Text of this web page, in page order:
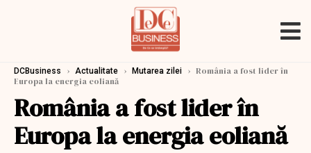
DCBusiness › Actualitate › Mutarea zilei › România a fost lider în
Europa la energia eoliană
România a fost lider în
Europa la energia eoliană